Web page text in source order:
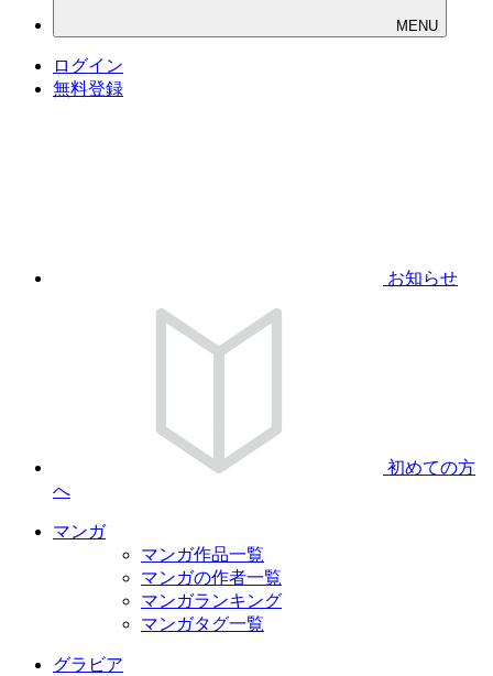
MENU
ログイン
無料登録
お知らせ
初めての方
へ
マンガ
マンガ作品一覧
マンガの作者一覧
マンガランキング
マンガタグ一覧
グラビア